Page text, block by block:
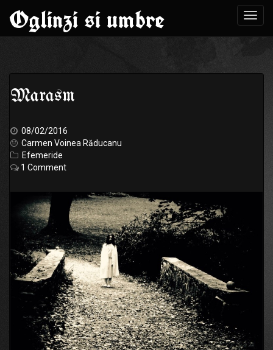
content
Oglinzi si umbre
Marasm
08/02/2016
Carmen Voinea Răducanu
Efemeride
1 Comment